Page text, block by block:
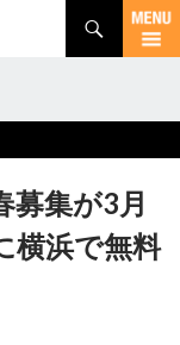
募集が3月
浜で無料